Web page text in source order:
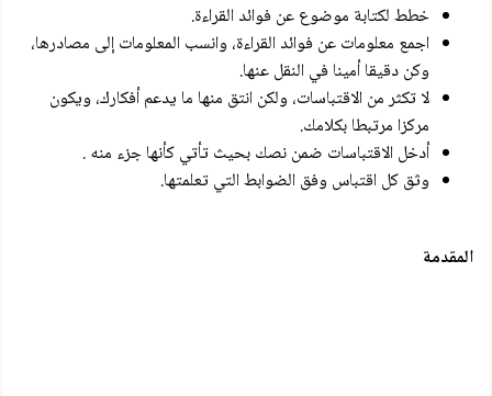
خطط لكتابة موضوع عن فوائد القراءة.
اجمع معلومات عن فوائد القراءة، وانسب المعلومات إلى مصادرها،
وكن دقيقا أمينا في النقل عنها.
لا تكثر من الاقتباسات، ولكن انتق منها ما يدعم أفكارك، ويكون
مركزا مرتبطا بكلامك.
أدخل الاقتباسات ضمن نصك بحيث تأتي كأنها جزء منه .
وثق كل اقتباس وفق الضوابط التي تعلمتها.
المقدمة